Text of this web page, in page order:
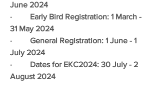
June 2024
·         Early Bird Registration: 1 March -
31 May 2024
·         General Registration: 1 June - 1
July 2024
·         Dates for EKC2024: 30 July - 2
August 2024